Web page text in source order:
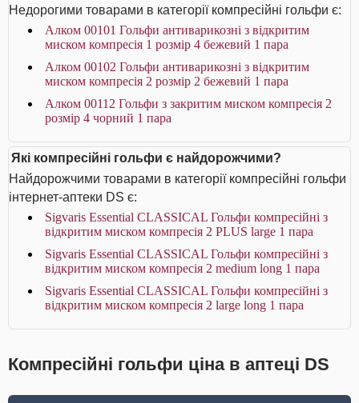
Недорогими товарами в категорії компресійні гольфи є:
Алком 00101 Гольфи антиварикозні з відкритим
миском компресія 1 розмір 4 бежевий 1 пара
Алком 00102 Гольфи антиварикозні з відкритим
миском компресія 2 розмір 2 бежевий 1 пара
Алком 00112 Гольфи з закритим миском компресія 2
розмір 4 чорний 1 пара
Які компресійні гольфи є найдорожчими?
Найдорожчими товарами в категорії компресійні гольфи
інтернет-аптеки DS є:
Sigvaris Essential CLASSICAL Гольфи компресійні з
відкритим миском компресія 2 PLUS large 1 пара
Sigvaris Essential CLASSICAL Гольфи компресійні з
відкритим миском компресія 2 medium long 1 пара
Sigvaris Essential CLASSICAL Гольфи компресійні з
відкритим миском компресія 2 large long 1 пара
Компресійні гольфи ціна в аптеці DS